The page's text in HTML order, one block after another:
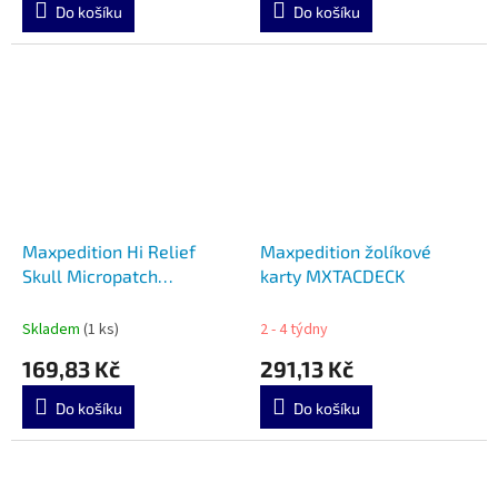
Do košíku Do košíku
Maxpedition Hi Relief
Skull Micropatch
Skladem (1 ks)
169,83 Kč
Do košíku
Maxpedition žolíkové
karty MXTACDECK
2 - 4 týdny
291,13 Kč
Do košíku